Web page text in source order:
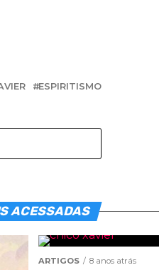
ESPIRITISMO
ACESSADAS
ARTIGOS 8 anos atrás